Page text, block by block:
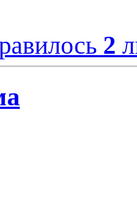
2